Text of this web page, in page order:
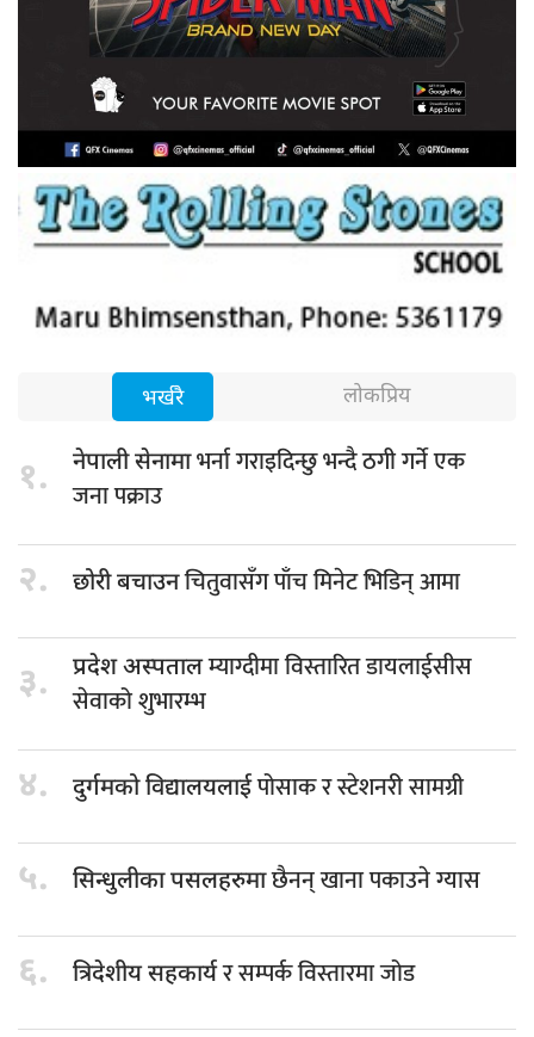
भर्खरै लोकप्रिय
१. नेपाली सेनामाभर्ना गराइदिन्छु भन्दै ठगी गर्ने एक
जना पक्राउ
२. छोरी बचाउनचितुवासँग पाँच मिनेट भिडिन् आमा
३. प्रदेश अस्पतालम्याग्दीमा विस्तारित डायलाईसीस
सेवाको शुभारम्भ
४. दुर्गमको विद्यालयलाईपोसाक र स्टेशनरी सामग्री
५. सिन्धुलीका पसलहरुमाछैनन् खाना पकाउने ग्यास
६. त्रिदेशीय सहकार्यर सम्पर्क विस्तारमा जोड